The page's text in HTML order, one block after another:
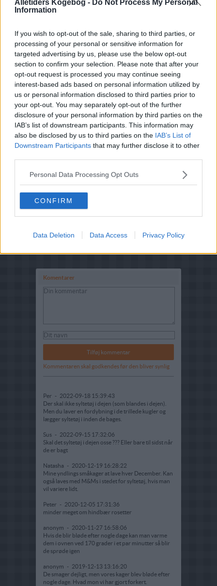
Alletiders Kogebog - Do Not Process My Personal
Information
If you wish to opt-out of the sale, sharing to third parties, or
processing of your personal or sensitive information for
targeted advertising by us, please use the below opt-out
section to confirm your selection. Please note that after your
opt-out request is processed you may continue seeing
interest-based ads based on personal information utilized by
us or personal information disclosed to third parties prior to
your opt-out. You may separately opt-out of the further
disclosure of your personal information by third parties on the
IAB’s list of downstream participants. This information may
also be disclosed by us to third parties on the IAB’s List of
Downstream Participants that may further disclose it to other
Personal Data Processing Opt Outs
CONFIRM
Data Deletion Data Access Privacy Policy
Bedøm retten
Brugernes vurdering:
Din vurdering:
Komentarer
Kommentaren skal godkendes før den bliver synlig
Per - 2022-09-18 15:39:43
Der skal ikke syltetøj i dejen (som blandes i dejen).
Men du laver en fordybning i de trillede kugler og
lægger syltetøj i inden de bages.
Sus - 2022-09-15 17:32:06
Skal det syltetøj i dejen osse ??? Eller bare til sidst når
de er bagt
Natasha - 2020-12-19 16:28:22
Mine yndlings småkager at lave hver December. Kan
også laves med M&Ms i stedet for syltetøj, hvis man
vil variere lidt.
Peter - 2020-12-05 17:31:36
minder meget om hindbær rosetter
anonym - 2020-11-27 16:58:06
Hvis de blir bløde efter nogle dage kan man varme
dem i ovnen ved 170 grader i et par minutter så blir
de sprøde igen
anonym - 2019-12-13 13:16:20
De smager dejligt, men vores kager blev bløde efter
nogle dage. Hvad mon vi har gjort forkert.